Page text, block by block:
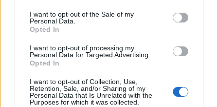
I want to opt-out of the Sale of my
Personal Data.
Opted In
I want to opt-out of processing my
Personal Data for Targeted Advertising.
Opted In
I want to opt-out of Collection, Use,
Retention, Sale, and/or Sharing of my
Personal Data that Is Unrelated with the
Purposes for which it was collected.
НАЦИОНАЛЕН СОЈУЗ
ПРЕДУПРЕДЕНИ СЕ: „Бугарија
СУДСКАТА МАФИЈА РАБОТИ
откако му го врати пасошот
на бизнисменот Марковски
(Видео) СНИМКА СО ПАРИ КОИ
ЈА НАПУШТААТ АЛБАНИЈА, се